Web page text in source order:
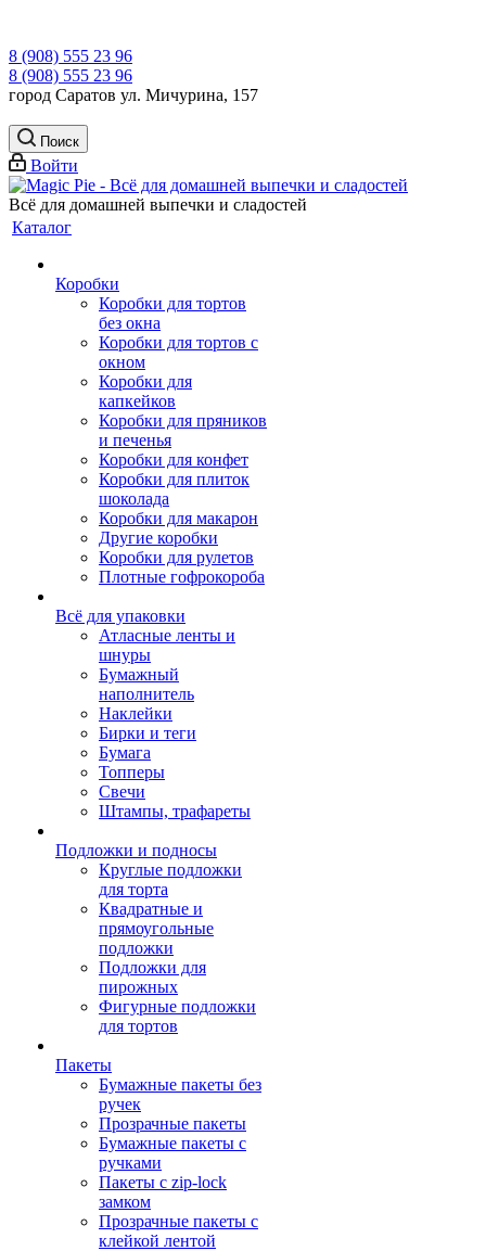
8 (908) 555 23 96
8 (908) 555 23 96
город Саратов ул. Мичурина, 157
Поиск
Войти
Всё для домашней выпечки и сладостей
Каталог
Коробки
Коробки для тортов
без окна
Коробки для тортов с
окном
Коробки для
капкейков
Коробки для пряников
и печенья
Коробки для конфет
Коробки для плиток
шоколада
Коробки для макарон
Другие коробки
Коробки для рулетов
Плотные гофрокороба
Всё для упаковки
Атласные ленты и
шнуры
Бумажный
наполнитель
Наклейки
Бирки и теги
Бумага
Топперы
Свечи
Штампы, трафареты
Подложки и подносы
Круглые подложки
для торта
Квадратные и
прямоугольные
подложки
Подложки для
пирожных
Фигурные подложки
для тортов
Пакеты
Бумажные пакеты без
ручек
Прозрачные пакеты
Бумажные пакеты с
ручками
Пакеты с zip-lock
замком
Прозрачные пакеты с
клейкой лентой